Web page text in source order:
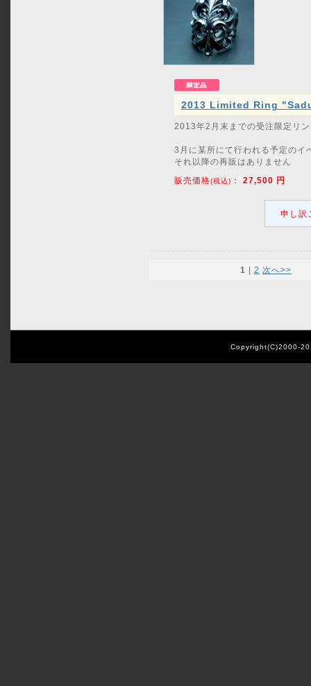
2013 Limited Ring
2013年2月末までの受注限定リ
3月に某所にて行われる予定のイ
それ以降の再販はありません
販売価格(税込) ： 27,500 円
申し訳
1 2 次へ>>
Copyright(C)2000-